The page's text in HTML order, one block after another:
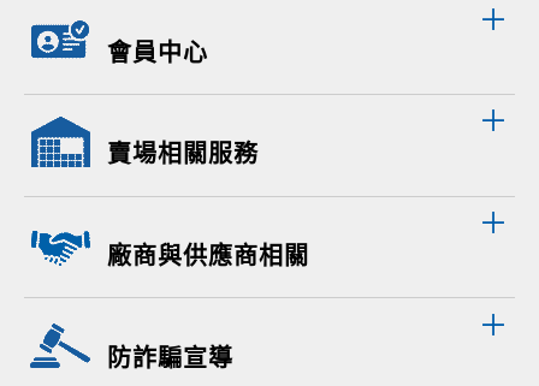
會員中心
賣場相關服務
廠商與供應商相關
防詐騙宣導